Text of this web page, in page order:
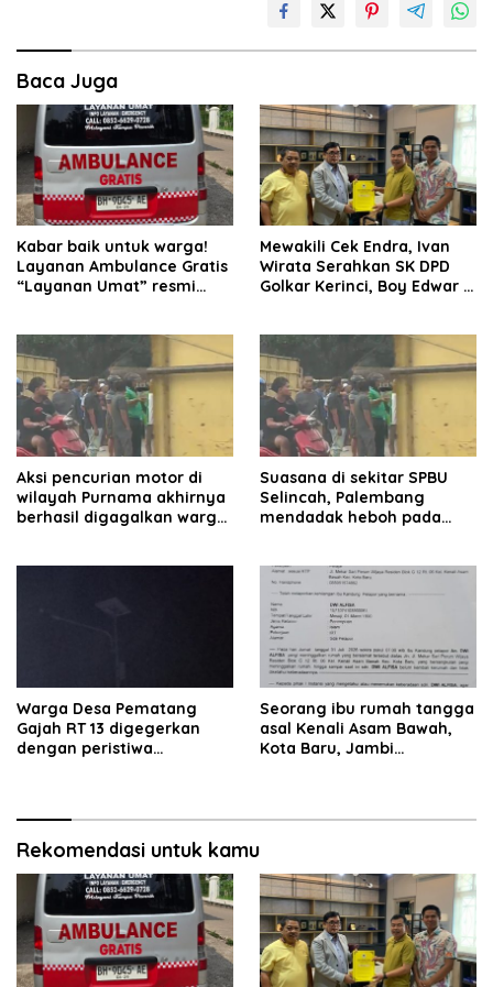
Baca Juga
Kabar baik untuk warga!
Layanan Ambulance Gratis
“Layanan Umat” resmi
Mewakili Cek Endra, Ivan
Wirata Serahkan SK DPD
Golkar Kerinci, Boy Edwar :
Aksi pencurian motor di
wilayah Purnama akhirnya
berhasil digagalkan warga.
Suasana di sekitar SPBU
Selincah, Palembang
mendadak heboh pada
Warga Desa Pematang
Gajah RT 13 digegerkan
dengan peristiwa
Seorang ibu rumah tangga
asal Kenali Asam Bawah,
Kota Baru, Jambi
diketahui.
Rekomendasi untuk kamu